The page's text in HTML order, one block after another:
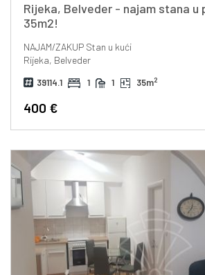
Rijeka, Belveder - najam stana u
35m2!
NAJAM/ZAKUPStan u kući
Rijeka, Belveder
39114.1 1 1 35m2
400 €